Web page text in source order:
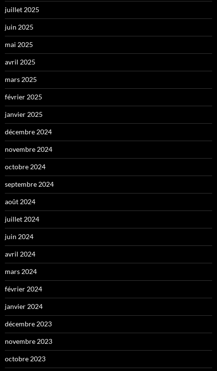
juillet 2025
juin 2025
mai 2025
avril 2025
mars 2025
février 2025
janvier 2025
décembre 2024
novembre 2024
octobre 2024
septembre 2024
août 2024
juillet 2024
juin 2024
avril 2024
mars 2024
février 2024
janvier 2024
décembre 2023
novembre 2023
octobre 2023